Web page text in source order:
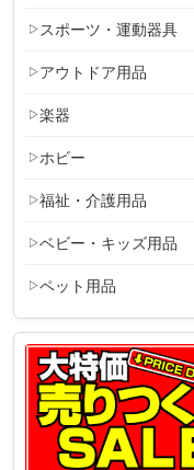
スポーツ・運動器具
アウトドア用品
楽器
ホビー
福祉・介護用品
ベビー・キッズ用品
ペット用品